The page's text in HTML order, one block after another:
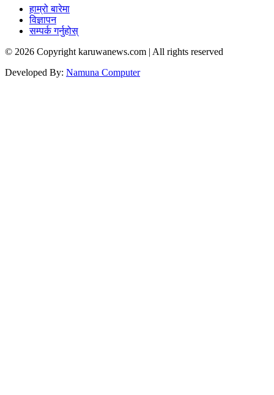
हाम्रो बारेमा
विज्ञापन
सम्पर्क गर्नुहोस्
© 2026 Copyright karuwanews.com | All rights reserved
Developed By: Namuna Computer